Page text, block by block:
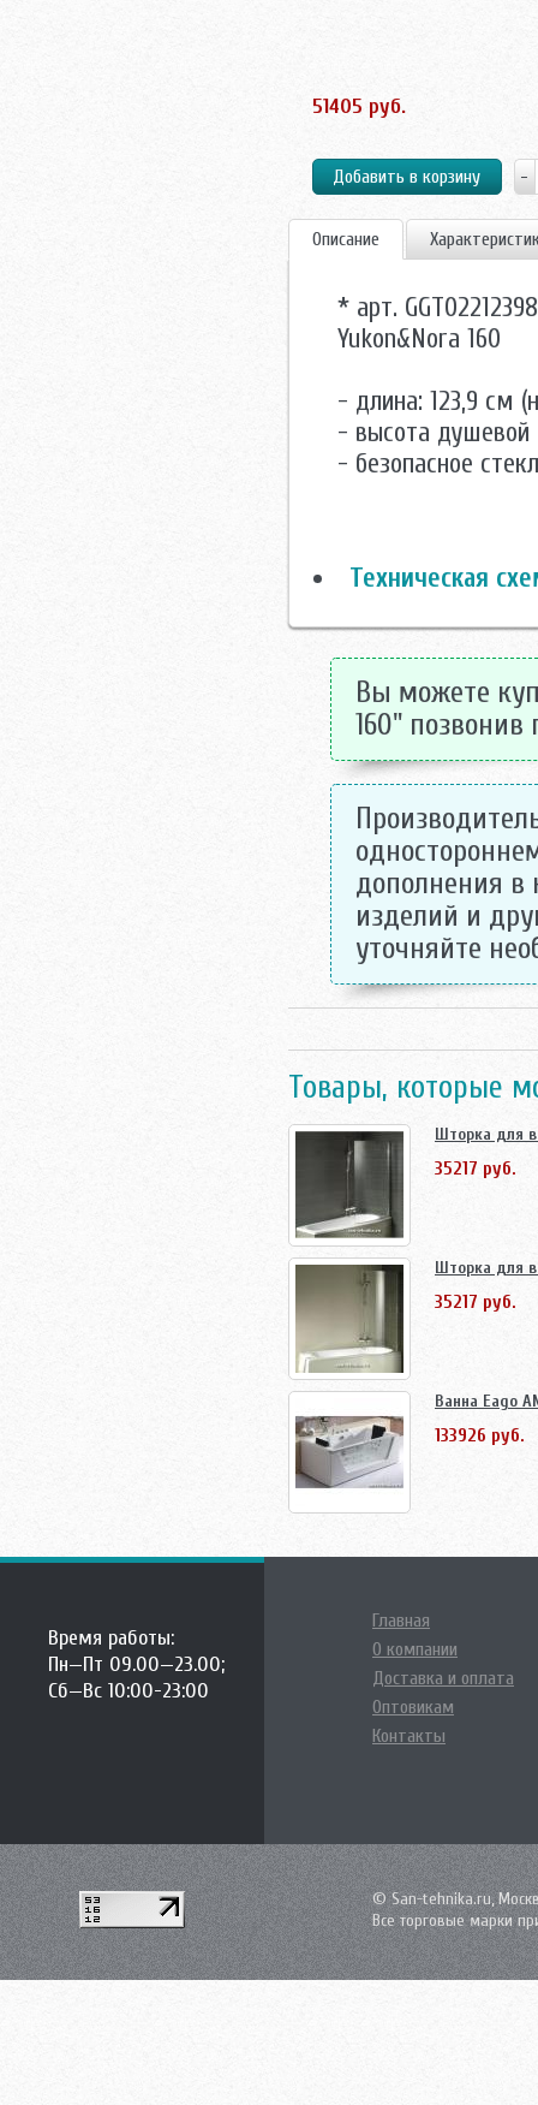
51405 руб.
Описание
* арт.
Yukon&Nora 160
- длина: 123,9 см
- высота душевой
- безопасное
Техническая
Вы можете
160" позвонив
дополнения
изделий и
уточняйте
Товары, которые
Шторка для
35217 руб.
Шторка для
35217 руб.
Ванна Eago
133926 руб.
Время работы:
Пн—Пт 09.00—23.00;
Сб—Вс 10:00-23:00
Главная
О компании
Доставка и оплата
Оптовикам
Контакты
© San-tehnika.ru,
Все торговые марки